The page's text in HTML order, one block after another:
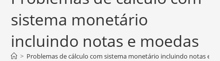
sistema monetário
incluindo notas e moedas
> Problemas de cálculo com sistema monetário incluindo notas e